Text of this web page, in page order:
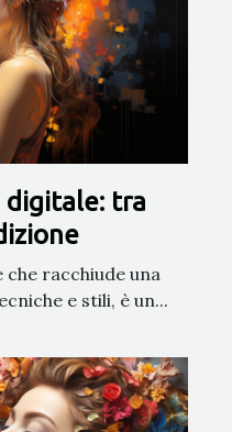
digitale: tra
racchiude una
e stili, è un...